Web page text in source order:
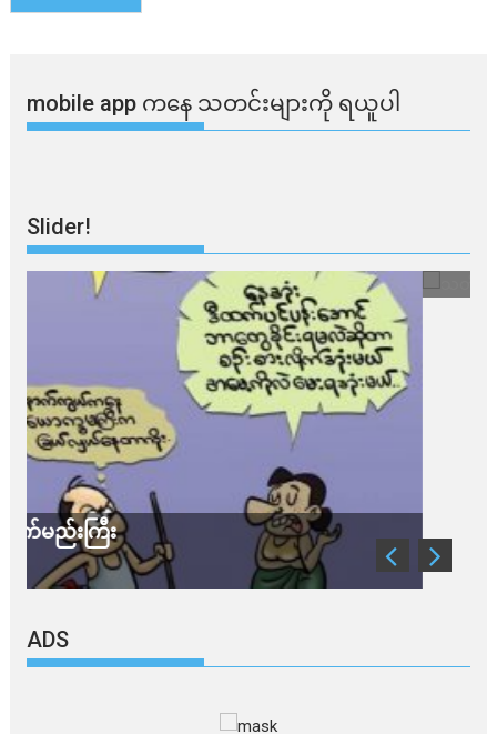
mobile app ​​ကနေ ​​သတင်းများကို ရယူပါ
Slider!
သတိ အိုမီခရွန်တဲ့
ADS